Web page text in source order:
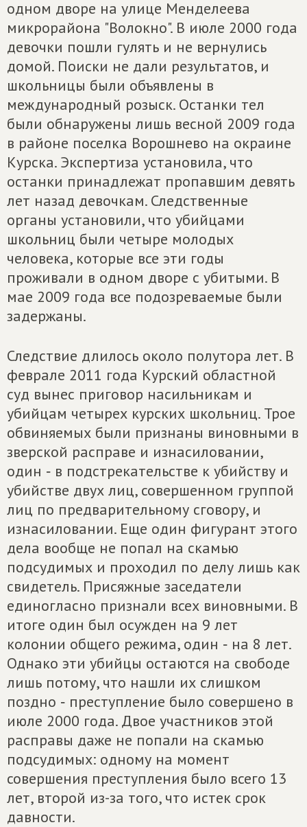
одном дворе на улице Менделеева
микрорайона "Волокно". В июле 2000 года
девочки пошли гулять и не вернулись
домой. Поиски не дали результатов, и
школьницы были объявлены в
международный розыск. Останки тел
были обнаружены лишь весной 2009 года
в районе поселка Ворошнево на окраине
Курска. Экспертиза установила, что
останки принадлежат пропавшим девять
лет назад девочкам. Следственные
органы установили, что убийцами
школьниц были четыре молодых
человека, которые все эти годы
проживали в одном дворе с убитыми. В
мае 2009 года все подозреваемые были
задержаны.
Следствие длилось около полутора лет. В
феврале 2011 года Курский областной
суд вынес приговор насильникам и
убийцам четырех курских школьниц. Трое
обвиняемых были признаны виновными в
зверской расправе и изнасиловании,
один ‑ в подстрекательстве к убийству и
убийстве двух лиц, совершенном группой
лиц по предварительному сговору, и
изнасиловании. Еще один фигурант этого
дела вообще не попал на скамью
подсудимых и проходил по делу лишь как
свидетель. Присяжные заседатели
единогласно признали всех виновными. В
итоге один был осужден на 9 лет
колонии общего режима, один ‑ на 8 лет.
Однако эти убийцы остаются на свободе
лишь потому, что нашли их слишком
поздно ‑ преступление было совершено в
июле 2000 года. Двое участников этой
расправы даже не попали на скамью
подсудимых: одному на момент
совершения преступления было всего 13
лет, второй из-за того, что истек срок
давности.